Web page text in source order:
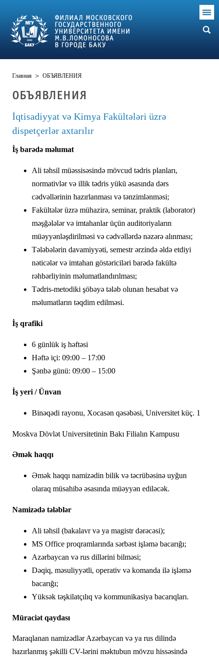
Главная > ОБЪЯВЛЕНИЯ
ОБЪЯВЛЕНИЯ
İqtisadiyyat və Kimya Fakültələri üzrə
dispetçerlər axtarılır
İş barədə məlumat
Ali təhsil müəssisəsində mövcud tədris planları,
normativlər və illik tədris yükü əsasında dərs
cədvəllərinin hazırlanması və tənzimlənməsi;
Fakültələr üzrə mühazirə, seminar, praktik (laborator)
məşğələlər və imtahanlar üçün auditoriyaların
müəyyənləşdirilməsi və cədvəllərdə nəzərə alınması;
Tələbələrin davamiyyəti, semestr ərzində əldə etdiyi
nəticələr və imtahan göstəriciləri barədə fakültə
rəhbərliyinin məlumatlandırılması;
Tədris-metodiki şöbəyə tələb olunan hesabat və
məlumatların təqdim edilməsi.
İş qrafiki
6 günlük iş həftəsi
Həftə içi: 09:00 – 17:00
Şənbə günü: 09:00 – 15:00
İş yeri / Ünvan
Binəqədi rayonu, Xocasən qəsəbəsi, Universitet küç. 1
Moskva Dövlət Universitetinin Bakı Filialın Kampusu
Əmək haqqı
Əmək haqqı namizədin bilik və təcrübəsinə uyğun
olaraq müsahibə əsasında müəyyən ediləcək.
Namizədə tələblər
Ali təhsil (bakalavr və ya magistr dərəcəsi);
MS Office proqramlarında sərbəst işləmə bacarığı;
Azərbaycan və rus dillərini bilməsi;
Dəqiq, məsuliyyətli, operativ və komanda ilə işləmə
bacarığı;
Yüksək təşkilatçılıq və kommunikasiya bacarıqları.
Müraciət qaydası
Maraqlanan namizədlər Azərbaycan və ya rus dilində
hazırlanmış şəkilli CV-lərini məktubun mövzu hissəsində